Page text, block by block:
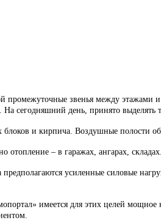
звенья между этажами
сегодняшний день, принято выделять
и кирпича. Воздушные полости
– в гаражах, ангарах, складах.
усиленные силовые
имеется для этих целей